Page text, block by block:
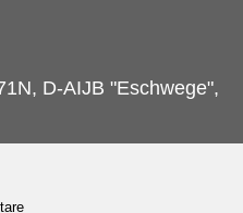
D-AIJB "Eschwege",